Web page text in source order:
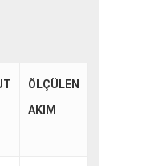
ÖLÇÜLEN
AKIM